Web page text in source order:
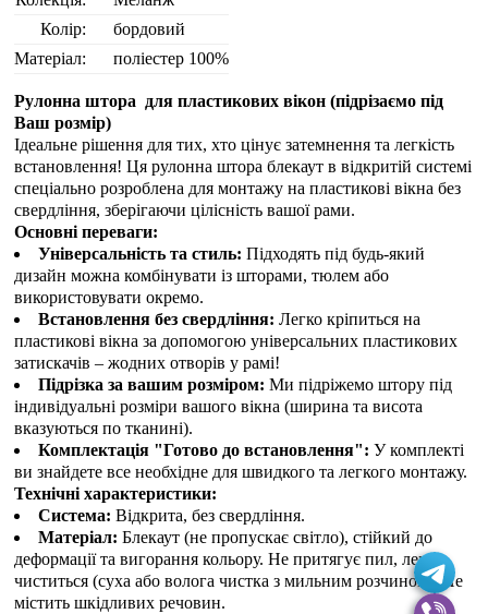
Колір:
бордовий
Матеріал:
поліестер 100%
Рулонна штора для пластикових вікон (підрізаємо під
Ваш розмір)
Ідеальне рішення для тих, хто цінує затемнення та легкість
встановлення! Ця рулонна штора блекаут в відкритій системі
спеціально розроблена для монтажу на пластикові вікна без
свердління, зберігаючи цілісність вашої рами.
Основні переваги:
Універсальність та стиль: Підходять під будь-який
дизайн можна комбінувати із шторами, тюлем або
використовувати окремо.
Встановлення без свердління: Легко кріпиться на
пластикові вікна за допомогою універсальних пластикових
затискачів – жодних отворів у рамі!
Підрізка за вашим розміром: Ми підріжемо штору під
індивідуальні розміри вашого вікна (ширина та висота
вказуються по тканині).
Комплектація "Готово до встановлення": У комплекті
ви знайдете все необхідне для швидкого та легкого монтажу.
Технічні характеристики:
Система: Відкрита, без свердління.
Матеріал: Блекаут (не пропускає світло), стійкий до
деформації та вигорання кольору. Не притягує пил, легко
чиститься (суха або волога чистка з мильним розчином). Не
містить шкідливих речовин.